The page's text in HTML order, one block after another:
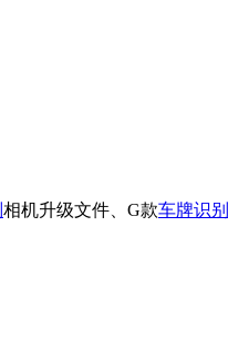
相机升级文件、G款车牌识别